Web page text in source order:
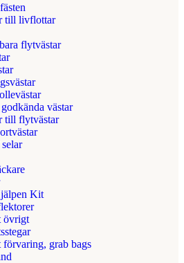
till livflottar
flytvästar
västar
till flytvästar
Kit
övrigt
förvaring, grab bags